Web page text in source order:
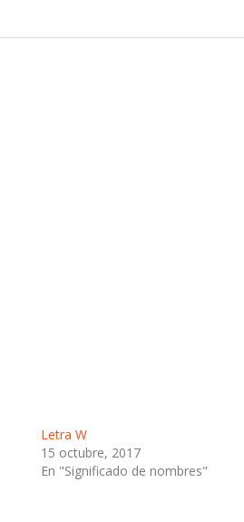
Letra W
15 octubre, 2017
En "Significado de nombres"